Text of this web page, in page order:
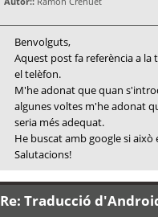
Benvolguts,
Aquest post fa referència a
el telèfon.
M'he adonat que quan
algunes voltes m'he adonat
seria més adequat.
He buscat amb google si
Salutacions!
Re: Traducció